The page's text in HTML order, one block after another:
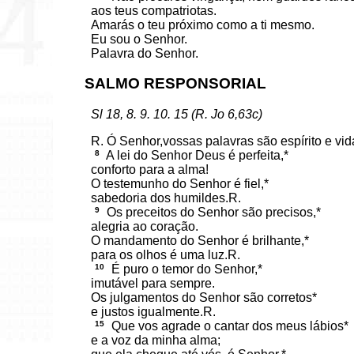
aos teus compatriotas.
Amarás o teu próximo como a ti mesmo.
Eu sou o Senhor.
Palavra do Senhor.
SALMO RESPONSORIAL
Sl 18, 8. 9. 10. 15 (R. Jo 6,63c)
R. Ó Senhor,vossas palavras são espírito e
8
A lei do Senhor Deus é perfeita,*
conforto para a alma!
O testemunho do Senhor é fiel,*
sabedoria dos humildes.R.
9
Os preceitos do Senhor são precisos,*
alegria ao coração.
O mandamento do Senhor é brilhante,*
para os olhos é uma luz.R.
10
É puro o temor do Senhor,*
imutável para sempre.
Os julgamentos do Senhor são corretos*
e justos igualmente.R.
15
Que vos agrade o cantar dos meus lábios*
e a voz da minha alma;